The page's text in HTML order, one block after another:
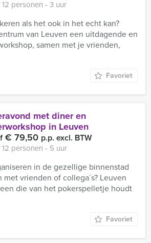
personen ‐ 3 uur
als het ook in het echt kan?
van Leuven een uitdagende en
samen met je vrienden,
Favoriet
met diner en
in Leuven
€ 79,50 p.p. excl. BTW
personen ‐ 5 uur
in de gezellige binnenstad
met vrienden of collega´s? Leuven
die van het pokerspelletje houdt
Favoriet